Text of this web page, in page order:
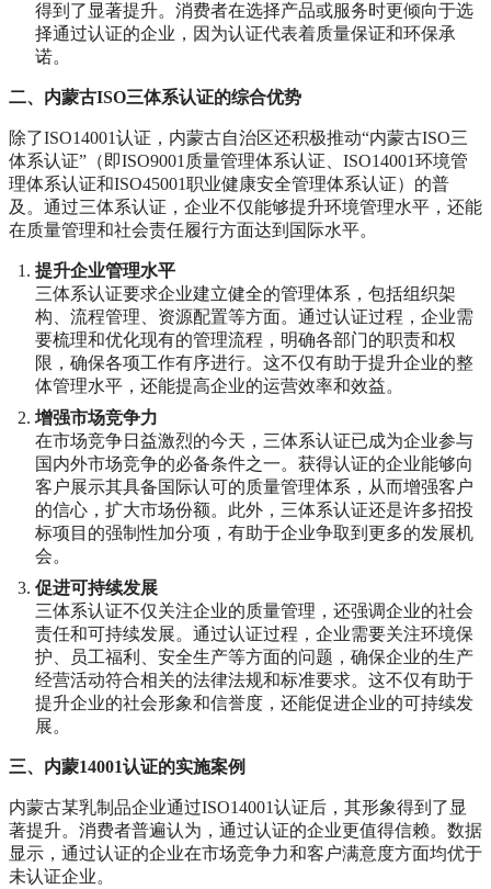
得到了显著提升。消费者在选择产品或服务时更倾向于选
择通过认证的企业，因为认证代表着质量保证和环保承
诺。
二、内蒙古ISO三体系认证的综合优势
除了ISO14001认证，内蒙古自治区还积极推动“内蒙古ISO三
体系认证”（即ISO9001质量管理体系认证、ISO14001环境管
理体系认证和ISO45001职业健康安全管理体系认证）的普
及。通过三体系认证，企业不仅能够提升环境管理水平，还能
在质量管理和社会责任履行方面达到国际水平。
提升企业管理水平
三体系认证要求企业建立健全的管理体系，包括组织架
构、流程管理、资源配置等方面。通过认证过程，企业需
要梳理和优化现有的管理流程，明确各部门的职责和权
限，确保各项工作有序进行。这不仅有助于提升企业的整
体管理水平，还能提高企业的运营效率和效益。
增强市场竞争力
在市场竞争日益激烈的今天，三体系认证已成为企业参与
国内外市场竞争的必备条件之一。获得认证的企业能够向
客户展示其具备国际认可的质量管理体系，从而增强客户
的信心，扩大市场份额。此外，三体系认证还是许多招投
标项目的强制性加分项，有助于企业争取到更多的发展机
会。
促进可持续发展
三体系认证不仅关注企业的质量管理，还强调企业的社会
责任和可持续发展。通过认证过程，企业需要关注环境保
护、员工福利、安全生产等方面的问题，确保企业的生产
经营活动符合相关的法律法规和标准要求。这不仅有助于
提升企业的社会形象和信誉度，还能促进企业的可持续发
展。
三、内蒙14001认证的实施案例
内蒙古某乳制品企业通过ISO14001认证后，其形象得到了显
著提升。消费者普遍认为，通过认证的企业更值得信赖。数据
显示，通过认证的企业在市场竞争力和客户满意度方面均优于
未认证企业。